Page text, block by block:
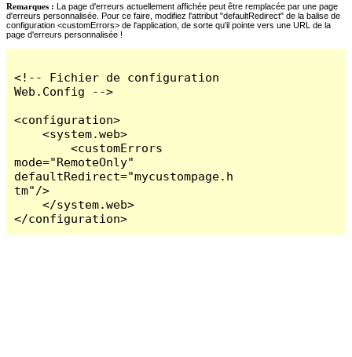
Remarques : La page d'erreurs actuellement affichée peut être remplacée par une page
d'erreurs personnalisée. Pour ce faire, modifiez l'attribut "defaultRedirect" de la balise de
configuration <customErrors> de l'application, de sorte qu'il pointe vers une URL de la
page d'erreurs personnalisée !
<!-- Fichier de configuration
Web.Config -->
<configuration>
    <system.web>
        <customErrors
mode="RemoteOnly"
defaultRedirect="mycustompage.h
tm"/>
    </system.web>
</configuration>